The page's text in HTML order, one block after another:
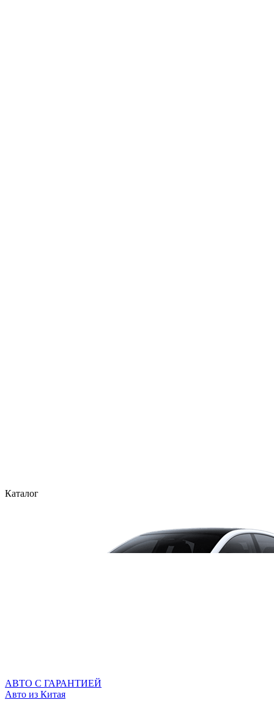
Каталог
АВТО С ГАРАНТИЕЙ
Авто из Китая